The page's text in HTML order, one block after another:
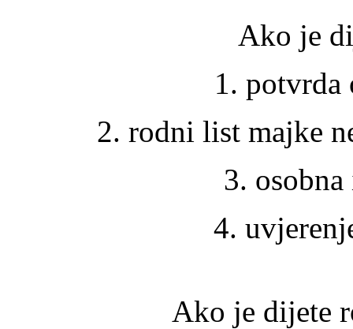
Ako je
1. potvrda
2. rodni list majke
3.
4.
Ako je dijete